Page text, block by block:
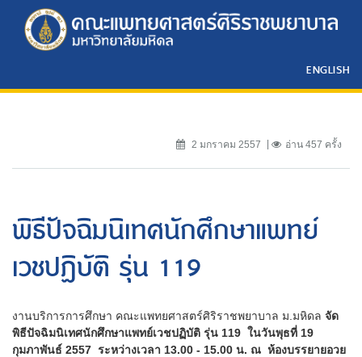
ENGLISH
2 มกราคม 2557 อ่าน 457 ครั้ง
พิธีปัจฉิมนิเทศนักศึกษาแพทย์
เวชปฏิบัติ รุ่น 119
งานบริการการศึกษา คณะแพทยศาสตร์ศิริราชพยาบาล ม.มหิดล จัด
พิธีปัจฉิมนิเทศนักศึกษาแพทย์เวชปฏิบัติ รุ่น 119 ในวันพุธที่ 19
กุมภาพันธ์ 2557 ระหว่างเวลา 13.00 - 15.00 น. ณ ห้องบรรยายอวย